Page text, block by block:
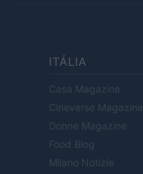
ITÁLIA
Casa Magazine
Cineverse Magazine
Donne Magazine
Food Blog
Milano Notizie